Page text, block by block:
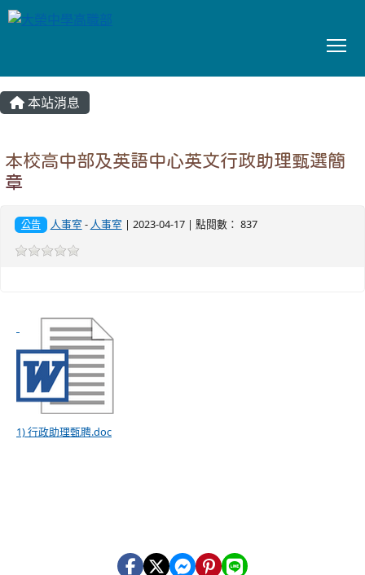
本站消息
本校高中部及英語中心英文行政助理甄選簡
章
公告 人事室 - 人事室 | 2023-04-17 | 點閱數： 837
1) 行政助理甄聘.doc